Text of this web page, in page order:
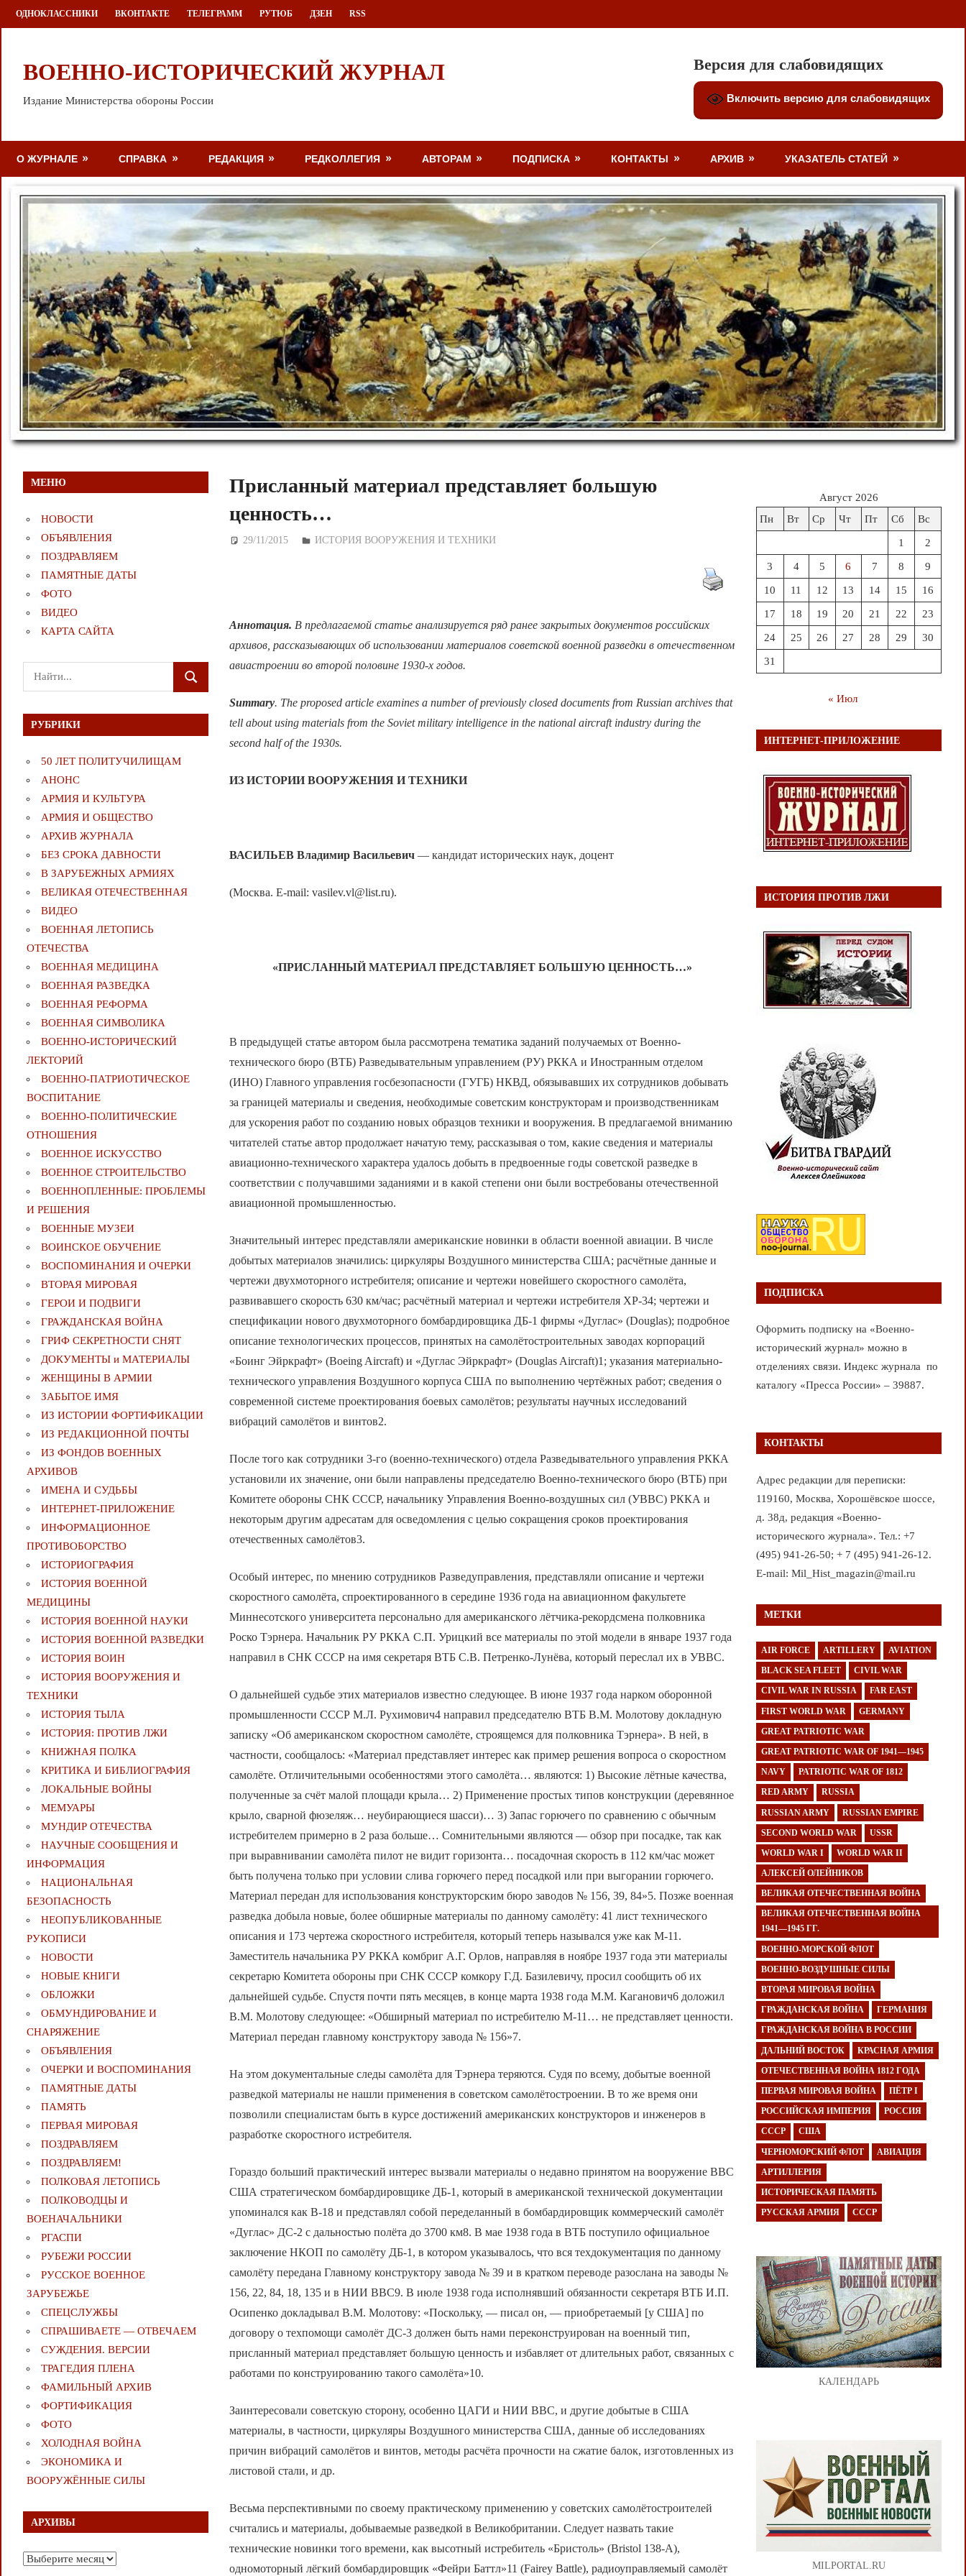
Перейти
к
ОДНОКЛАССНИКИ ВКОНТАКТЕ ТЕЛЕГРАММ РУТЮБ ДЗЕН RSS
ВОЕННО-ИСТОРИЧЕСКИЙ ЖУРНАЛ
Издание Министерства обороны России
Версия для слабовидящих
Включить версию для слабовидящих
О ЖУРНАЛЕ СПРАВКА РЕДАКЦИЯ РЕДКОЛЛЕГИЯ АВТОРАМ ПОДПИСКА КОНТАКТЫ АРХИВ УКАЗАТЕЛЬ СТАТЕЙ
Присланный материал представляет большую
ценность…
29/11/2015 Дежурный по Редакции
ИСТОРИЯ ВООРУЖЕНИЯ И ТЕХНИКИ
Аннотация. В предлагаемой статье анализируетcя ряд ранее закрытых документов российских
архивов, рассказывающих об использовании материалов советской военной разведки в отечественном
авиастроении во второй половине 1930-х годов.
Summary. The proposed article examines a number of previously closed documents from Russian archives that
tell about using materials from the Soviet military intelligence in the national aircraft industry during the
second half of the 1930s.
ИЗ ИСТОРИИ ВООРУЖЕНИЯ И ТЕХНИКИ
ВАСИЛЬЕВ Владимир Васильевич — кандидат исторических наук, доцент
(Москва. E-mail: vasilev.vl@list.ru).
«ПРИСЛАННЫЙ МАТЕРИАЛ ПРЕДСТАВЛЯЕТ БОЛЬШУЮ ЦЕННОСТЬ…»
В предыдущей статье автором была рассмотрена тематика заданий получаемых от Военно-
технического бюро (ВТБ) Разведывательным управлением (РУ) РККА и Иностранным отделом
(ИНО) Главного управления госбезопасности (ГУГБ) НКВД, обязывавших их сотрудников добывать
за границей материалы и сведения, необходимые советским конструкторам и производственникам
для ускорения работ по созданию новых образцов техники и вооружения. В предлагаемой вниманию
читателей статье автор продолжает начатую тему, рассказывая о том, какие сведения и материалы
авиационно-технического характера удалось добыть в предвоенные годы советской разведке в
соответствии с получавшими заданиями и в какой степени они были востребованы отечественной
авиационной промышленностью.
Значительный интерес представляли американские новинки в области военной авиации. В числе
добытых материалов значились: циркуляры Воздушного министерства США; расчётные данные и
чертежи двухмоторного истребителя; описание и чертежи новейшего скоростного самолёта,
развивавшего скорость 630 км/час; расчётный материал и чертежи истребителя ХР-34; чертежи и
спецификации нового двухмоторного бомбардировщика ДБ-1 фирмы «Дуглас» (Douglas); подробное
описание технологических процессов, принятых на самолётостроительных заводах корпораций
«Боинг Эйркрафт» (Boeing Aircraft) и «Дуглас Эйркрафт» (Douglas Aircraft)1; указания материально-
технического управления Воздушного корпуса США по выполнению чертёжных работ; сведения о
современной системе проектирования боевых самолётов; результаты научных исследований
вибраций самолётов и винтов2.
После того как сотрудники 3-го (военно-технического) отдела Разведывательного управления РККА
установили их значение, они были направлены председателю Военно-технического бюро (ВТБ) при
Комитете обороны СНК СССР, начальнику Управления Военно-воздушных сил (УВВС) РККА и
некоторым другим адресатам для осведомления с целью сокращения сроков проектирования
отечественных самолётов3.
Особый интерес, по мнению сотрудников Разведуправления, представляли описание и чертежи
скоростного самолёта, спроектированного в середине 1936 года на авиационном факультете
Миннесотского университета персонально для американского лётчика-рекордсмена полковника
Роско Тэрнера. Начальник РУ РККА С.П. Урицкий все материалы по этой модели в январе 1937 года
направил в СНК СССР на имя секретаря ВТБ С.В. Петренко-Лунёва, который переслал их в УВВС.
О дальнейшей судьбе этих материалов известно следующее. В июне 1937 года нарком оборонной
промышленности СССР М.Л. Рухимович4 направил председателю ВТБ В.М. Молотову докладную
записку «Об американском скоростном самолёте, строящемся для полковника Тэрнера». В ней, в
частности, сообщалось: «Материал представляет интерес как пример решения вопроса о скоростном
самолёте. Отличительными особенностями этого самолёта… являются: 1) Высокие лётные качества,
полученные за счёт малой площади крыла… 2) Применение простых типов конструкции (деревянное
крыло, сварной фюзеляж… неубирающиеся шасси)… 3) Запас горючего по сравнению с обычным
истребителем примерно в 2 раза больше… Сомнительными являются — обзор при посадке, так как
при выравнивании самолёта пилот не видит горизонта… посадочная скорость в 112 км/час может
быть получена только при условии слива горючего перед посадкой или при выгорании горючего.
Материал передан для использования конструкторским бюро заводов № 156, 39, 84»5. Позже военная
разведка добыла новые, более обширные материалы по данному самолёту: 41 лист технического
описания и 173 чертежа скоростного истребителя, который теперь назывался уже как М-11.
Заместитель начальника РУ РККА комбриг А.Г. Орлов, направляя в ноябре 1937 года эти материалы
секретарю Комитета обороны при СНК СССР комкору Г.Д. Базилевичу, просил сообщить об их
дальнейшей судьбе. Спустя почти пять месяцев, в конце марта 1938 года М.М. Каганович6 доложил
В.М. Молотову следующее: «Обширный материал по истребителю М-11… не представляет ценности.
Материал передан главному конструктору завода № 156»7.
На этом документальные следы самолёта для Тэрнера теряются. Судя по всему, добытые военной
разведкой материалы не нашли применения в советском самолётостроении. В то же время они
позволили специалистам быть в курсе достижений американских конструкторов и инженеров в
разработке скоростного истребителя.
Гораздо больший практический интерес вызвали материалы о недавно принятом на вооружение ВВС
США стратегическом бомбардировщике ДБ-1, который в американской технической документации
упоминался как В-18 и представлял собой переделанный в бомбардировщик коммерческий самолёт
«Дуглас» ДС-2 с дальностью полёта до 3700 км8. В мае 1938 года в ВТБ поступило официальное
заключение НКОП по самолёту ДБ-1, в котором указывалось, что вся техдокументация по данному
самолёту передана Главному конструктору завода № 39 и в кратком переводе разослана на заводы №
156, 22, 84, 18, 135 и в НИИ ВВС9. В июле 1938 года исполнявший обязанности секретаря ВТБ И.П.
Осипенко докладывал В.М. Молотову: «Поскольку, — писал он, — приобретаемый [у США] по
договору о техпомощи самолёт ДС-3 должен быть нами переконструирован на военный тип,
присланный материал представляет большую ценность и избавляет от длительных работ, связанных с
работами по конструированию такого самолёта»10.
Заинтересовали советскую сторону, особенно ЦАГИ и НИИ ВВС, и другие добытые в США
материалы, в частности, циркуляры Воздушного министерства США, данные об исследованиях
причин вибраций самолётов и винтов, методы расчёта прочности на сжатие балок, изготовленных из
листовой стали, и др.
Весьма перспективными по своему практическому применению у советских самолётостроителей
считались и материалы, добываемые разведкой в Великобритании. Следует назвать такие
технические новинки того времени, как высотный истребитель «Бристоль» (Bristol 138-А),
одномоторный лёгкий бомбардировщик «Фейри Баттл»11 (Fairey Battle), радиоуправляемый самолёт
МЕНЮ
НОВОСТИ
ОБЪЯВЛЕНИЯ
ПОЗДРАВЛЯЕМ
ПАМЯТНЫЕ ДАТЫ
ФОТО
ВИДЕО
КАРТА САЙТА
Поиск
для:
ПОИСК
РУБРИКИ
50 ЛЕТ ПОЛИТУЧИЛИЩАМ
АНОНС
АРМИЯ И КУЛЬТУРА
АРМИЯ И ОБЩЕСТВО
АРХИВ ЖУРНАЛА
БЕЗ СРОКА ДАВНОСТИ
В ЗАРУБЕЖНЫХ АРМИЯХ
ВЕЛИКАЯ ОТЕЧЕСТВЕННАЯ
ВИДЕО
ВОЕННАЯ ЛЕТОПИСЬ
ОТЕЧЕСТВА
ВОЕННАЯ МЕДИЦИНА
ВОЕННАЯ РАЗВЕДКА
ВОЕННАЯ РЕФОРМА
ВОЕННАЯ СИМВОЛИКА
ВОЕННО-ИСТОРИЧЕСКИЙ
ЛЕКТОРИЙ
ВОЕННО-ПАТРИОТИЧЕСКОЕ
ВОСПИТАНИЕ
ВОЕННО-ПОЛИТИЧЕСКИE
ОТНОШЕНИЯ
ВОЕННОЕ ИСКУССТВО
ВОЕННОЕ СТРОИТЕЛЬСТВО
ВОЕННОПЛЕННЫЕ: ПРОБЛЕМЫ
И РЕШЕНИЯ
ВОЕННЫЕ МУЗЕИ
ВОИНСКОЕ ОБУЧЕНИЕ
ВОСПОМИНАНИЯ И ОЧЕРКИ
ВТОРАЯ МИРОВАЯ
ГЕРОИ И ПОДВИГИ
ГРАЖДАНСКАЯ ВОЙНА
ГРИФ СЕКРЕТНОСТИ СНЯТ
ДОКУМЕНТЫ и МАТЕРИАЛЫ
ЖЕНЩИНЫ В АРМИИ
ЗАБЫТОЕ ИМЯ
ИЗ ИСТОРИИ ФОРТИФИКАЦИИ
ИЗ РЕДАКЦИОННОЙ ПОЧТЫ
ИЗ ФОНДОВ ВОЕННЫХ
АРХИВОВ
ИМЕНА И СУДЬБЫ
ИНТЕРНЕТ-ПРИЛОЖЕНИЕ
ИНФОРМАЦИОННОЕ
ПРОТИВОБОРСТВО
ИСТОРИОГРАФИЯ
ИСТОРИЯ ВОЕННОЙ
МЕДИЦИНЫ
ИСТОРИЯ ВОЕННОЙ НАУКИ
ИСТОРИЯ ВОЕННОЙ РАЗВЕДКИ
ИСТОРИЯ ВОИН
ИСТОРИЯ ВООРУЖЕНИЯ И
ТЕХНИКИ
ИСТОРИЯ ТЫЛА
ИСТОРИЯ: ПРОТИВ ЛЖИ
КНИЖНАЯ ПОЛКА
КРИТИКА И БИБЛИОГРАФИЯ
ЛОКАЛЬНЫЕ ВОЙНЫ
МЕМУАРЫ
МУНДИР ОТЕЧЕСТВА
НАУЧНЫЕ СООБЩЕНИЯ И
ИНФОРМАЦИЯ
НАЦИОНАЛЬНАЯ
БЕЗОПАСНОСТЬ
НЕОПУБЛИКОВАННЫЕ
РУКОПИСИ
НОВОСТИ
НОВЫЕ КНИГИ
ОБЛОЖКИ
ОБМУНДИРОВАНИЕ И
СНАРЯЖЕНИЕ
ОБЪЯВЛЕНИЯ
ОЧЕРКИ И ВОСПОМИНАНИЯ
ПАМЯТНЫЕ ДАТЫ
ПАМЯТЬ
ПЕРВАЯ МИРОВАЯ
ПОЗДРАВЛЯЕМ
ПОЗДРАВЛЯЕМ!
ПОЛКОВАЯ ЛЕТОПИСЬ
ПОЛКОВОДЦЫ И
ВОЕНАЧАЛЬНИКИ
РГАСПИ
РУБЕЖИ РОССИИ
РУССКОЕ ВОЕННОЕ
ЗАРУБЕЖЬЕ
СПЕЦСЛУЖБЫ
СПРАШИВАЕТЕ — ОТВЕЧАЕМ
СУЖДЕНИЯ. ВЕРСИИ
ТРАГЕДИЯ ПЛЕНА
ФАМИЛЬНЫЙ АРХИВ
ФОРТИФИКАЦИЯ
ФОТО
ХОЛОДНАЯ ВОЙНА
ЭКОНОМИКА И
ВООРУЖЁННЫЕ СИЛЫ
АРХИВЫ
Архивы
Август 2026
Пн
Вт Ср Чт Пт Сб Вс
1 2
3 4 5 6 7 8 9
10 11 12 13 14 15 16
17 18 19 20 21 22 23
24 25 26 27 28 29 30
31
« Июл
ИНТЕРНЕТ-ПРИЛОЖЕНИЕ
ИСТОРИЯ ПРОТИВ ЛЖИ
ПОДПИСКА
Оформить подписку на «Военно-
исторический журнал» можно в
отделениях связи. Индекс журнала по
каталогу «Пресса России» – 39887.
КОНТАКТЫ
Адрес редакции для переписки:
119160, Москва, Хорошёвское шоссе,
д. 38д, редакция «Военно-
исторического журнала». Тел.: +7
(495) 941-26-50; + 7 (495) 941-26-12.
E-mail: Mil_Hist_magazin@mail.ru
МЕТКИ
AIR FORCE ARTILLERY AVIATION
BLACK SEA FLEET CIVIL WAR
CIVIL WAR IN RUSSIA FAR EAST
FIRST WORLD WAR GERMANY
GREAT PATRIOTIC WAR
GREAT PATRIOTIC WAR OF 1941—1945
NAVY PATRIOTIC WAR OF 1812
RED ARMY RUSSIA
RUSSIAN ARMY RUSSIAN EMPIRE
SECOND WORLD WAR USSR
WORLD WAR I WORLD WAR II
АЛЕКСЕЙ ОЛЕЙНИКОВ
ВЕЛИКАЯ ОТЕЧЕСТВЕННАЯ ВОЙНА
ВЕЛИКАЯ ОТЕЧЕСТВЕННАЯ ВОЙНА
1941—1945 ГГ.
ВОЕННО-МОРСКОЙ ФЛОТ
ВОЕННО-ВОЗДУШНЫЕ СИЛЫ
ВТОРАЯ МИРОВАЯ ВОЙНА
ГРАЖДАНСКАЯ ВОЙНА ГЕРМАНИЯ
ГРАЖДАНСКАЯ ВОЙНА В РОССИИ
ДАЛЬНИЙ ВОСТОК КРАСНАЯ АРМИЯ
ОТЕЧЕСТВЕННАЯ ВОЙНА 1812 ГОДА
ПЕРВАЯ МИРОВАЯ ВОЙНА ПЁТР I
РОССИЙСКАЯ ИМПЕРИЯ РОССИЯ
СССР США
ЧЕРНОМОРСКИЙ ФЛОТ АВИАЦИЯ
АРТИЛЛЕРИЯ
ИСТОРИЧЕСКАЯ ПАМЯТЬ
РУССКАЯ АРМИЯ СССР
КАЛЕНДАРЬ
MILPORTAL.RU